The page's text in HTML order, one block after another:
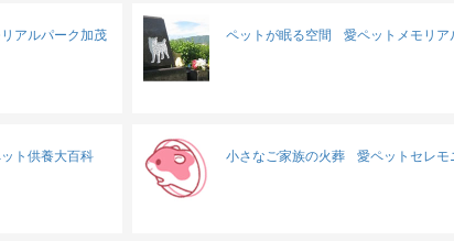
アルパーク加茂 ペットが眠る空間 愛ペットメモリア
ト供養大百科 小さなご家族の火葬 愛ペットセレモ